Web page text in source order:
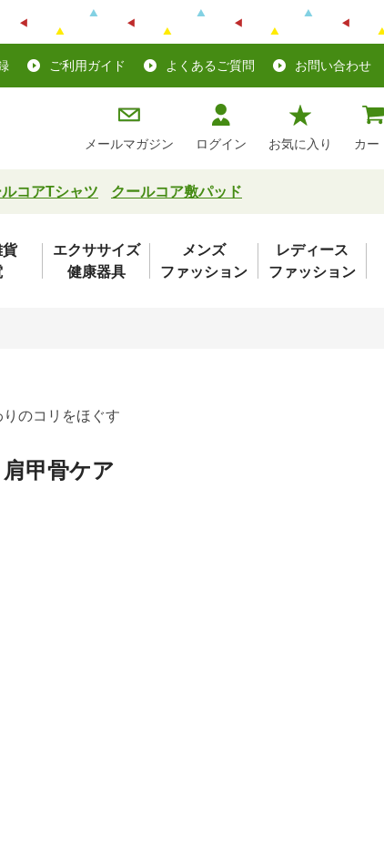
ご利用ガイド よくあるご質問 お問い合わせ
メールマガジン ログイン お気に入り カー
コアTシャツ クールコア敷パッド
貨
エクササイズ
健康器具
メンズ
ファッション
レディース
ファッション
のコリをほぐす
甲骨ケア